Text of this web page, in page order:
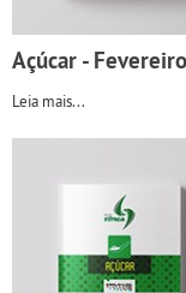
Açúcar -
Leia mais...